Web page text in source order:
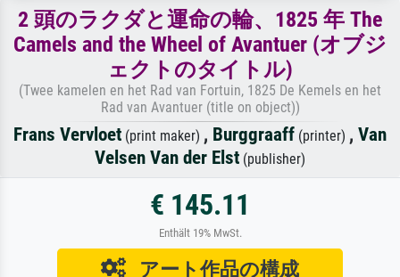
2 頭のラクダと運命の輪、1825 年 The
Camels and the Wheel of Avantuer (オブジ
ェクトのタイトル)
(Twee kamelen en het Rad van Fortuin, 1825 De Kemels en het
Rad van Avantuer (title on object))
Frans Vervloet (print maker) , Burggraaff (printer) , Van
Velsen Van der Elst (publisher)
€ 145.11
Enthält 19% MwSt.
アート作品の構成